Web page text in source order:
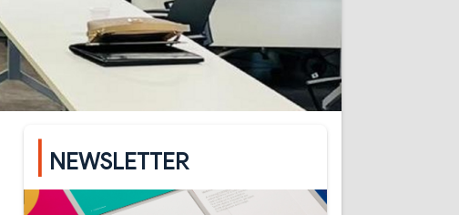
NEWSLETTER